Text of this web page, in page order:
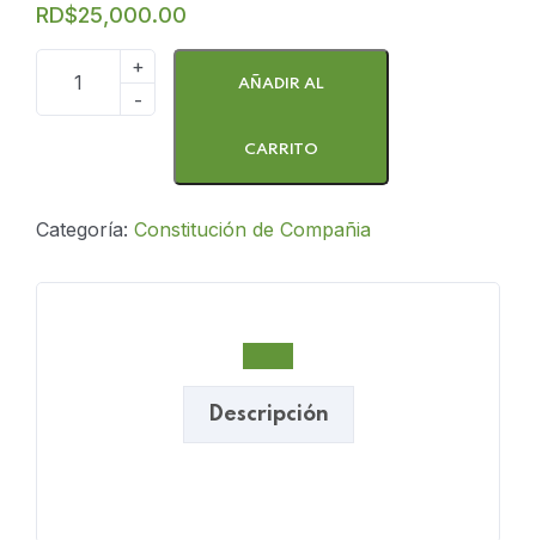
RD$25,000.00
AÑADIR AL
CARRITO
Categoría: Constitución de Compañia
Descripción